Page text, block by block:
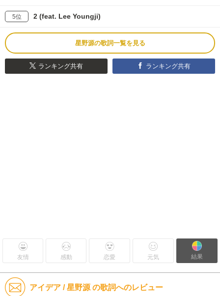
5位 2 (feat. Lee Youngji)
星野源の歌詞一覧を見る
ランキング共有 ランキング共有
友情 感動 恋愛 元気 結果
アイデア / 星野源 の歌詞へのレビュー